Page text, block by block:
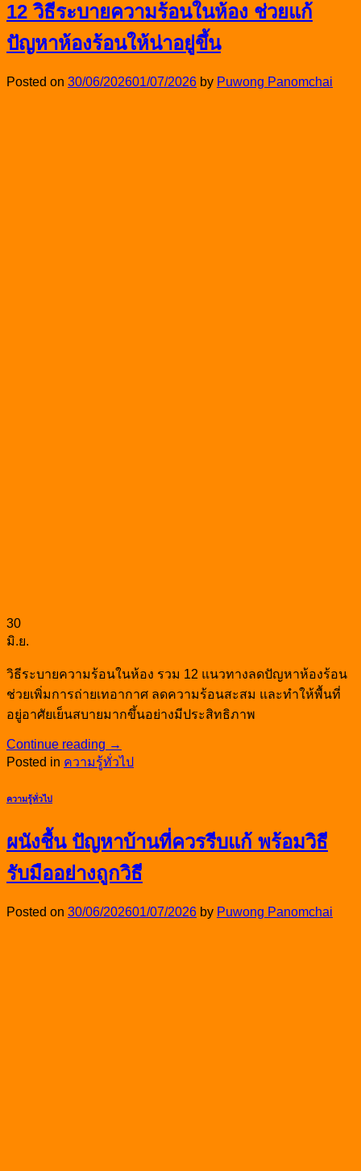
12 วิธีระบายความร้อนในห้อง ช่วยแก้
ปัญหาห้องร้อนให้น่าอยู่ขึ้น
Posted on 30/06/202601/07/2026 by Puwong Panomchai
30
มิ.ย.
วิธีระบายความร้อนในห้อง รวม 12 แนวทางลดปัญหาห้องร้อน
ช่วยเพิ่มการถ่ายเทอากาศ ลดความร้อนสะสม และทำให้พื้นที่
อยู่อาศัยเย็นสบายมากขึ้นอย่างมีประสิทธิภาพ
Continue reading →
Posted in ความรู้ทั่วไป
ความรู้ทั่วไป
ผนังชื้น ปัญหาบ้านที่ควรรีบแก้ พร้อมวิธี
รับมืออย่างถูกวิธี
Posted on 30/06/202601/07/2026 by Puwong Panomchai